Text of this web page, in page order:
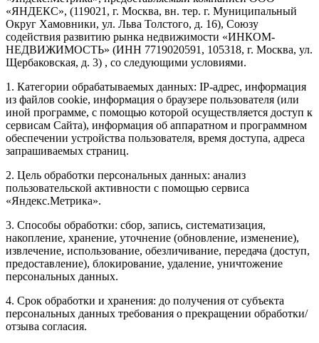
«ЯНДЕКС», (119021, г. Москва, вн. тер. г. Муниципальный
Округ Хамовники, ул. Льва Толстого, д. 16), Союзу
содействия развитию рынка недвижимости «ИНКОМ-
НЕДВИЖИМОСТЬ» (ИНН 7719020591, 105318, г. Москва, ул.
Щербаковская, д. 3) , со следующими условиями.
1. Категории обрабатываемых данных: IP-адрес, информация
из файлов cookie, информация о браузере пользователя (или
иной программе, с помощью которой осуществляется доступ к
сервисам Сайта), информация об аппаратном и программном
обеспечении устройства пользователя, время доступа, адреса
запрашиваемых страниц.
2. Цель обработки персональных данных: анализ
пользовательской активности с помощью сервиса
«Яндекс.Метрика».
3. Способы обработки: сбор, запись, систематизация,
накопление, хранение, уточнение (обновление, изменение),
извлечение, использование, обезличивание, передача (доступ,
предоставление), блокирование, удаление, уничтожение
персональных данных.
4. Срок обработки и хранения: до получения от субъекта
персональных данных требования о прекращении обработки/
отзыва согласия.